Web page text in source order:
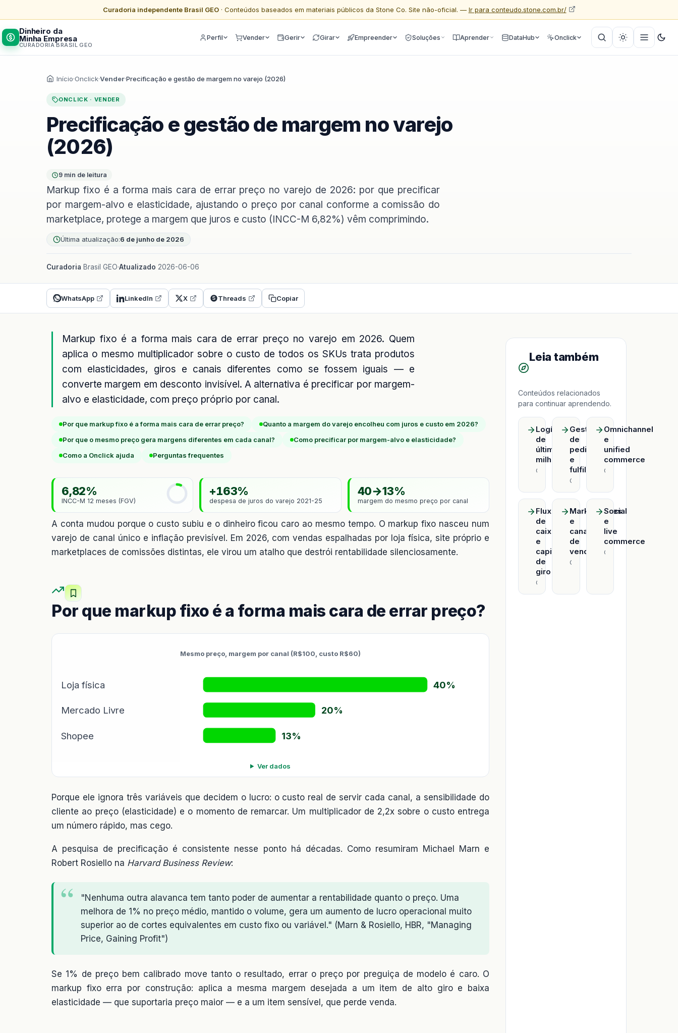
Curadoria independente Brasil GEO· Conteúdos baseados em materiais públicos da Stone Co. Site não-oficial. — Ir para conteudo.stone.com.br/
Dinheiro da
Minha Empresa
CURADORIA BRASIL GEO
Perfil Vender Gerir Girar Empreender Soluções Aprender DataHub Onclick
Início·Onclick·Vender·Precificação e gestão de margem no varejo (2026)
ONCLICK · VENDER
Precificação e gestão de margem no varejo
(2026)
9 min de leitura
Markup fixo é a forma mais cara de errar preço no varejo de 2026: por que precificar
por margem-alvo e elasticidade, ajustando o preço por canal conforme a comissão do
marketplace, protege a margem que juros e custo (INCC-M 6,82%) vêm comprimindo.
Última atualização:6 de junho de 2026
Curadoria Brasil GEO·Atualizado 2026-06-06
WhatsApp LinkedIn X Threads Copiar
Markup fixo é a forma mais cara de errar preço no varejo em 2026. Quem
aplica o mesmo multiplicador sobre o custo de todos os SKUs trata produtos
com elasticidades, giros e canais diferentes como se fossem iguais — e
converte margem em desconto invisível. A alternativa é precificar por margem-
alvo e elasticidade, com preço próprio por canal.
Por que markup fixo é a forma mais cara de errar preço?
Quanto a margem do varejo encolheu com juros e custo em 2026?
Por que o mesmo preço gera margens diferentes em cada canal?
Como precificar por margem-alvo e elasticidade?
Como a Onclick ajuda
Perguntas frequentes
6,82%
INCC-M 12 meses (FGV)
+163%
despesa de juros do varejo 2021-25
40→13%
margem do mesmo preço por canal
A conta mudou porque o custo subiu e o dinheiro ficou caro ao mesmo tempo. O markup fixo nasceu num
varejo de canal único e inflação previsível. Em 2026, com vendas espalhadas por loja física, site próprio e
marketplaces de comissões distintas, ele virou um atalho que destrói rentabilidade silenciosamente.
Por que markup fixo é a forma mais cara de errar preço?
Mesmo preço, margem por canal (R$100, custo R$60)
Loja física 40%
Mercado Livre 20%
Shopee 13%
Ver dados
Porque ele ignora três variáveis que decidem o lucro: o custo real de servir cada canal, a sensibilidade do
cliente ao preço (elasticidade) e o momento de remarcar. Um multiplicador de 2,2x sobre o custo entrega
um número rápido, mas cego.
A pesquisa de precificação é consistente nesse ponto há décadas. Como resumiram Michael Marn e
Robert Rosiello na Harvard Business Review:
"Nenhuma outra alavanca tem tanto poder de aumentar a rentabilidade quanto o preço. Uma
melhora de 1% no preço médio, mantido o volume, gera um aumento de lucro operacional muito
superior ao de cortes equivalentes em custo fixo ou variável." (Marn & Rosiello, HBR, "Managing
Price, Gaining Profit")
Se 1% de preço bem calibrado move tanto o resultado, errar o preço por preguiça de modelo é caro. O
markup fixo erra por construção: aplica a mesma margem desejada a um item de alto giro e baixa
elasticidade — que suportaria preço maior — e a um item sensível, que perde venda.
Leia também
Conteúdos relacionados
para continuar aprendendo.
Logística
de
última
milha
Gestão
de
pedidos
e
fulfillment
Omnichannel
e
unified
commerce
Fluxo
de
caixa
e
capital
de
giro
Marketplaces
e
canais
de
venda
Social
e
live
commerce